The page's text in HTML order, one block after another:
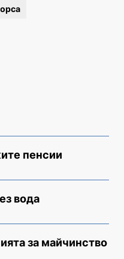
пенсии
вода
за майчинство